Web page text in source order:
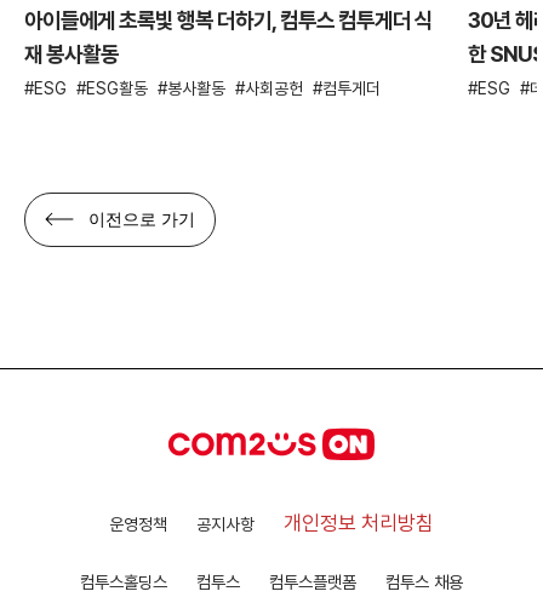
아이들에게 초록빛 행복 더하기, 컴투스 컴투게더 식
재 봉사활동
ESG ESG활동 봉사활동 사회공헌 컴투게더
30년 헤
한
ESG
이전으로 가기
운영정책 공지사항 개인정보 처리방침
컴투스홀딩스 컴투스 컴투스플랫폼 컴투스 채용